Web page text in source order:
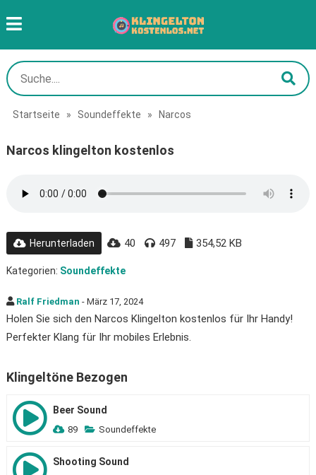
Startseite » Soundeffekte » Narcos
Narcos klingelton kostenlos
Herunterladen 40 497 354,52 KB
Kategorien: Soundeffekte
Ralf Friedman - März 17, 2024
Holen Sie sich den Narcos Klingelton kostenlos für Ihr Handy!
Perfekter Klang für Ihr mobiles Erlebnis.
Klingeltöne Bezogen
Beer Sound
89 Soundeffekte
Shooting Sound